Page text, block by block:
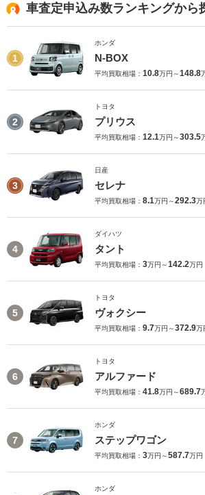
車査定申込み数ランキングから
1
ホンダ
N-BOX
平均買取相場： 10.8万円～148.8
2
トヨタ
プリウス
平均買取相場： 12.1万円～303.5
3
日産
セレナ
平均買取相場： 8.1万円～292.3万
4
ダイハツ
タント
平均買取相場： 3万円～142.2万円
5
トヨタ
ヴォクシー
平均買取相場： 9.7万円～372.9万
6
トヨタ
アルファード
平均買取相場： 41.8万円～689.7
7
ホンダ
ステップワゴン
平均買取相場： 3万円～587.7万円
ホンダ